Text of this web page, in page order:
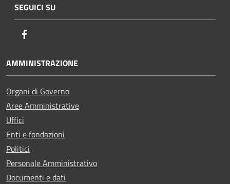
SEGUICI SU
AMMINISTRAZIONE
Organi di Governo
Aree Amministrative
Uffici
Enti e fondazioni
Politici
Personale Amministrativo
Documenti e dati